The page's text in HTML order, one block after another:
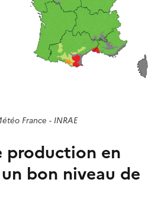
France - INRAE
production en
bon niveau de